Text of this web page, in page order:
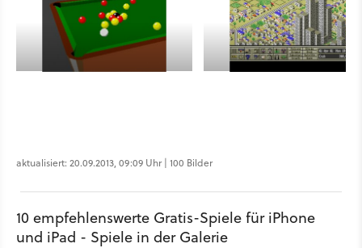
aktualisiert: 20.09.2013, 09:09 Uhr | 100 Bilder
10 empfehlenswerte Gratis-Spiele für iPhone
und iPad - Spiele in der Galerie